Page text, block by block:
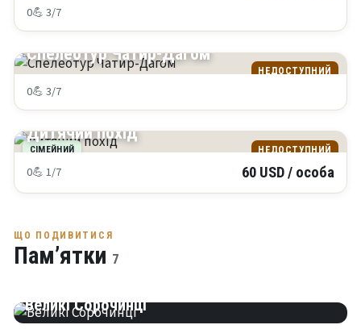
0💪 3/7
НЕДОСТУПНИЙ
КРИМ
Спелеотур Чатир-Дагом
0💪 3/7
НЕДОСТУПНИЙ
СІМЕЙНИЙ
КРИМ
Дитячий похід
0💪 1/7 60 USD / особа
ЩО ПОДИВИТИСЯ
Пам’ятки 7
Баранівка
Великий Перевіз
Великі Сорочинці